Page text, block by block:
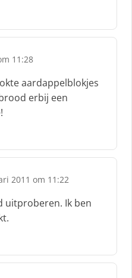
11:28
aardappelblokjes
erbij een
2011 om 11:22
uitproberen. Ik ben